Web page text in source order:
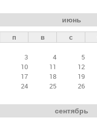
июнь
п в с
3 4 5
10 11 12
17 18 19
24 25 26
сентябрь